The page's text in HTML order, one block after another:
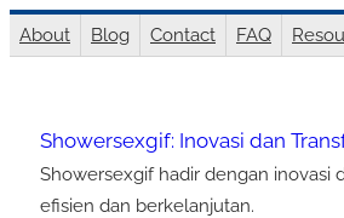
Lewati
ke
About Blog Contact FAQ
Showersexgif: Inovasi dan
Showersexgif hadir dengan
efisien dan berkelanjutan.